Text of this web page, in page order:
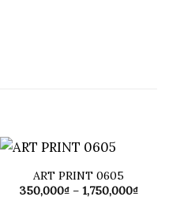
ART PRINT 0605
350,000₫ – 1,750,000₫